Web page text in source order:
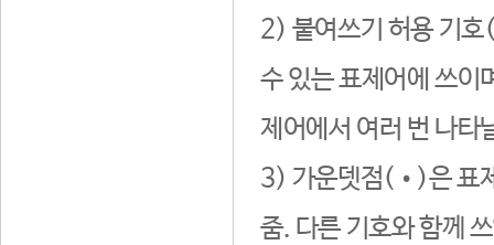
2) 붙여쓰기 허용 기호
수 있는 표제어에 쓰이
제어에서 여러 번 나타
3) 가운뎃점(•)은 표
줌. 다른 기호와 함께